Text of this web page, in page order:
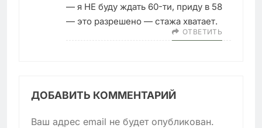
— я НЕ буду ждать 60-ти, приду в 58
— это разрешено — стажа хватает.
ОТВЕТИТЬ
ДОБАВИТЬ КОММЕНТАРИЙ
Ваш адрес email не будет опубликован.